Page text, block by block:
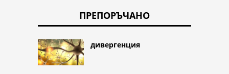
ПРЕПОРЪЧАНО
дивергенция